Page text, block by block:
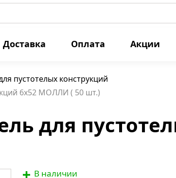
Доставка Оплата Акции
пустотелых конструкций
6х52 МОЛЛИ ( 50 шт.)
для
В наличии